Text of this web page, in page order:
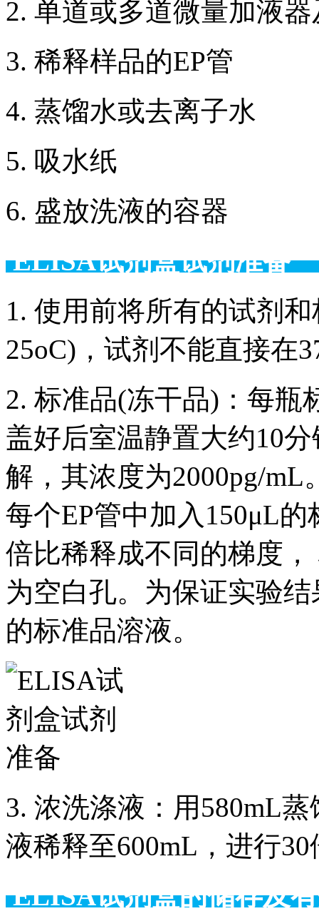
2. 单道或多道微量加液
3. 稀释样品的EP管
4. 蒸馏水或去离子水
5. 吸水纸
6. 盛放洗液的容器
ELISA试剂盒试剂准备
1. 使用前将所有的试剂
25oC)，试剂不能直接在
2. 标准品(冻干品)：每瓶
盖好后室温静置大约10
解，其浓度为2000pg/mL
每个EP管中加入150μL
倍比稀释成不同的梯度
为空白孔。为保证实验
的标准品溶液。
3. 浓洗涤液：用580mL
液稀释至600mL，进行
ELISA试剂盒的储存